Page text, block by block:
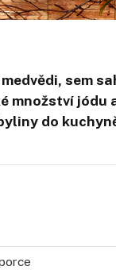
sem
množství jódu
do